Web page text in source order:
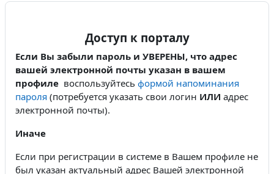
Доступ к порталу
Если Вы забыли пароль и УВЕРЕНЫ, что адрес
вашей электронной почты указан в вашем
профиле воспользуйтесь формой напоминания
пароля (потребуется указать свои логин ИЛИ адрес
электронной почты).
Иначе
Если при регистрации в системе в Вашем профиле не
был указан актуальный адрес Вашей электронной